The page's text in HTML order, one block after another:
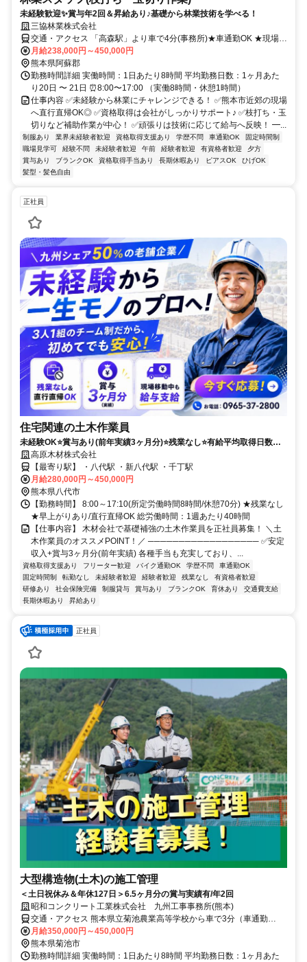
未経験歓迎✨賞与年2回＆昇給あり♪基礎から林業技術を学べる！
三協林業株式会社
交通・アクセス 「高森駅」より車で4分(事務所)★車通勤OK ★現場へ
は直行直帰
月給238,000円～450,000円
熊本県阿蘇郡
勤務時間詳細 実働時間：1日あたり8時間 平均勤務日数：1ヶ月あた
り20日 〜 21日 ⏰8:00〜17:00 （実働8時間・休憩1時間）
仕事内容 ✅未経験から林業にチャレンジできる！ ✅熊本市近郊の現場
へ直行直帰OK◎ ✅資格取得は会社がしっかりサポート♪ ✅枝打ち・玉
切りなど補助作業が中心！ ✅頑張りは技術に応じて給与へ反映！ ━...
制服あり 業界未経験者歓迎 資格取得支援あり 学歴不問 車通勤OK
固定時間制
職場見学可
経験不問 未経験者歓迎 午前 経験者歓迎 有資格者歓迎
夕方
賞与あり
ブランクOK 資格取得手当あり 長期休暇あり ピアスOK
ひげOK
髪型・髪色自由
正社員
住宅関連の土木作業員
未経験OK⭐賞与あり(前年実績3ヶ月分)⭐残業なし⭐有給平均取得日数
16.6日！⭐定着率92％の安定企業
高原木材株式会社
【最寄り駅】 ・八代駅 ・新八代駅 ・千丁駅
月給280,000円～450,000円
熊本県八代市
【勤務時間】 8:00～17:10(所定労働時間8時間/休憩70分) ★残業なし
★早上がりあり/直行直帰OK 総労働時間：1週あたり40時間
【仕事内容】 木材会社で基礎補強の土木作業員を正社員募集！ ＼土
木作業員のオススメPOINT！／ ────────────────── ✅安定
収入+賞与3ヶ月分(前年実績) 各種手当も充実しており、...
資格取得支援あり フリーター歓迎 バイク通勤OK 学歴不問
車通勤OK
固定時間制
転勤なし 未経験者歓迎 経験者歓迎 残業なし
有資格者歓迎
研修あり
社会保険完備 制服貸与 賞与あり ブランクOK 育休あり
交通費支給
長期休暇あり
昇給あり
正社員
大型構造物(土木)の施工管理
＜土日祝休み＆年休127日＞6.5ヶ月分の賞与実績有/年2回
昭和コンクリート工業株式会社 九州工事事務所(熊本)
交通・アクセス 熊本県立菊池農業高等学校から車で3分（車通勤
OK）
月給350,000円～450,000円
熊本県菊池市
勤務時間詳細 実働時間：1日あたり8時間 平均勤務日数：1ヶ月あた